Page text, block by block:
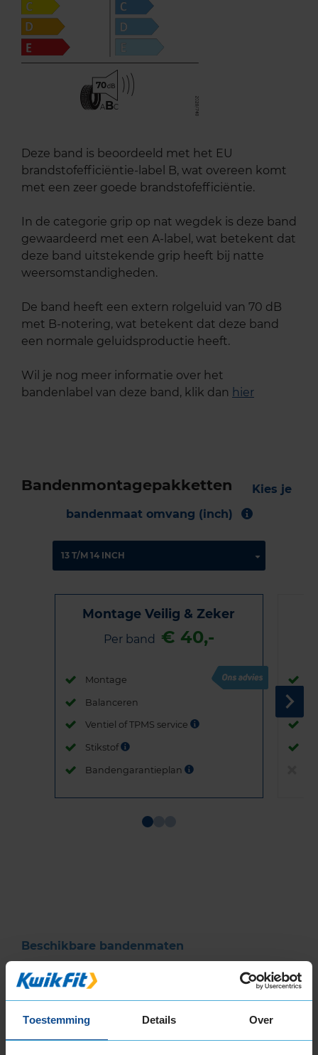
Toestemming Details Over
70
ABC
Deze band is beoordeeld met het EU
brandstofefficiëntie-label B, wat overeen komt
met een zeer goede brandstofefficiëntie.
In de categorie grip op nat wegdek is deze band
gewaardeerd met een A-label, wat betekent dat
deze band uitstekende grip heeft bij natte
weersomstandigheden.
De band heeft een extern rolgeluid van 70 dB
met B-notering, wat betekent dat deze band
een normale geluidsproductie heeft.
Wil je nog meer informatie over het
bandenlabel van deze band, klik dan hier
Bandenmontagepakketten
Kies je
bandenmaat omvang (inch)
Montage Veilig & Zeker
Per band € 40,-
Montage
Balanceren
Ventiel of TPMS service
Stikstof
Bandengarantieplan
Beschikbare bandenmaten
225/45R17 94Y EXTRALOAD